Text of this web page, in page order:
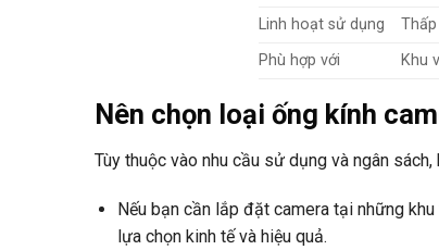
Linh hoạt sử dụng
Thấp
Phù hợp với
Khu
Nên chọn loại ống kính
Tùy thuộc vào nhu cầu sử dụng và ngân
Nếu bạn cần lắp đặt camera tại những
lựa chọn kinh tế và hiệu quả.